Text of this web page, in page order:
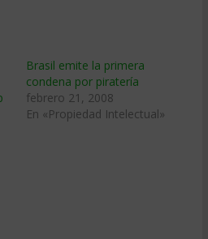
Brasil emite la primera
condena por piraterí­a
febrero 21, 2008
En «Propiedad Intelectual»